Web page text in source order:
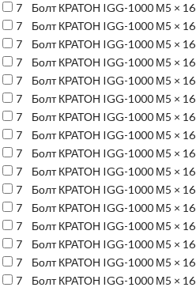
7
Болт КРАТОН IGG-1000 М5 × 16
7
Болт КРАТОН IGG-1000 М5 × 16
7
Болт КРАТОН IGG-1000 М5 × 16
7
Болт КРАТОН IGG-1000 М5 × 16
7
Болт КРАТОН IGG-1000 М5 × 16
7
Болт КРАТОН IGG-1000 М5 × 16
7
Болт КРАТОН IGG-1000 М5 × 16
7
Болт КРАТОН IGG-1000 М5 × 16
7
Болт КРАТОН IGG-1000 М5 × 16
7
Болт КРАТОН IGG-1000 М5 × 16
7
Болт КРАТОН IGG-1000 М5 × 16
7
Болт КРАТОН IGG-1000 М5 × 16
7
Болт КРАТОН IGG-1000 М5 × 16
7
Болт КРАТОН IGG-1000 М5 × 16
7
Болт КРАТОН IGG-1000 М5 × 16
7
Болт КРАТОН IGG-1000 М5 × 16